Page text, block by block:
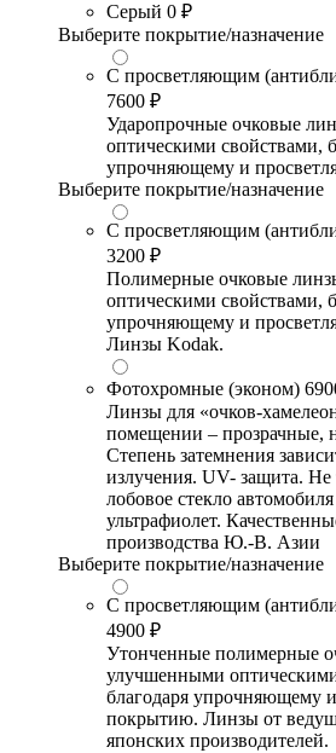
Серый 0 ₽
Выберите покрытие/назначение
С просветляющим
7600 ₽
Ударопрочные очковые
оптическими свойствами,
упрочняющему и
Выберите покрытие/назначение
С просветляющим
3200 ₽
Полимерные очковые
оптическими свойствами,
упрочняющему и
Линзы Kodak.
Фотохромные (эконом)
Линзы для «очков-
помещении – прозрачные,
Степень затемнения
излучения. UV- защита.
лобовое стекло
ультрафиолет.
производства Ю.-В. Азии
Выберите покрытие/назначение
С просветляющим
4900 ₽
Утонченные полимерные
улучшенными
благодаря упрочняющему
покрытию. Линзы от
японских производителей.